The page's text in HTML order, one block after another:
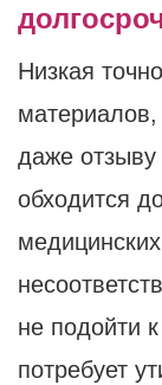
Низкая
даже
обходится
не подойти
потребует